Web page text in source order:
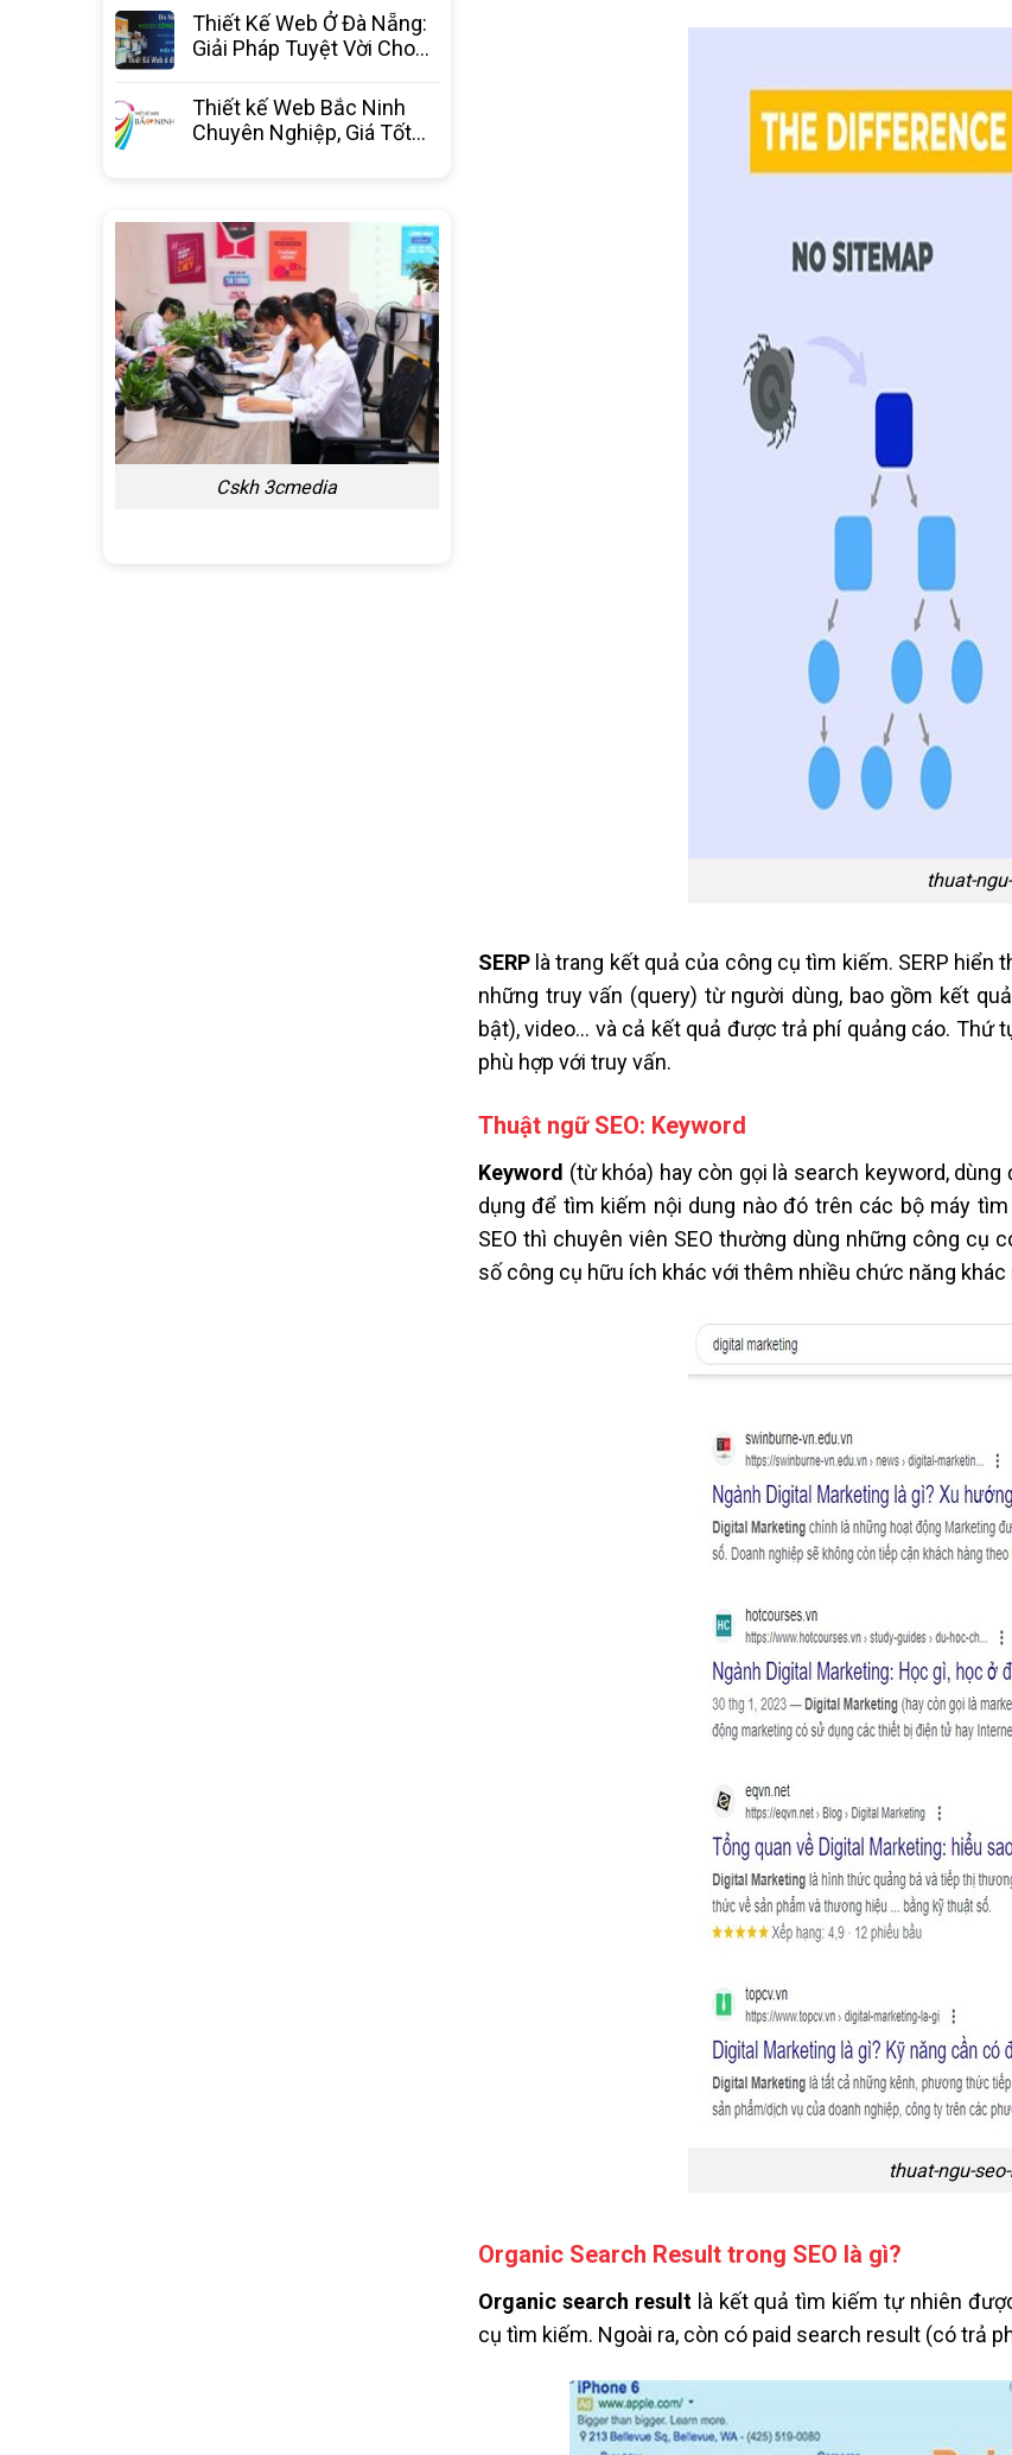
nghiệp
Thiết Kế Web Ở Đà Nẵng:
Giải Pháp Tuyệt Vời Cho
Thiết kế Web Bắc Ninh
Chuyên Nghiệp, Giá Tốt
Cskh 3cmedia
thuat-
SERPlà trang kết quả của công cụ tìm kiếm. SERP hiển
những truy vấn (query) từ người dùng, bao gồm kết
bật), video… và cả kết quả được trả phí quảng cáo.
phù hợp với truy vấn.
Thuật ngữ SEO: Keyword
Keyword (từ khóa) hay còn gọi là search keyword,
dụng để tìm kiếm nội dung nào đó trên các bộ máy
SEO thì chuyên viên SEO thường dùng những công cụ
số công cụ hữu ích khác với thêm nhiều chức năng khác
thuat-ngu-
Organic Search Result trong SEO là gì?
Organic search resultlà kết quả tìm kiếm tự nhiên
cụ tìm kiếm. Ngoài ra, còn có paid search result (có trả